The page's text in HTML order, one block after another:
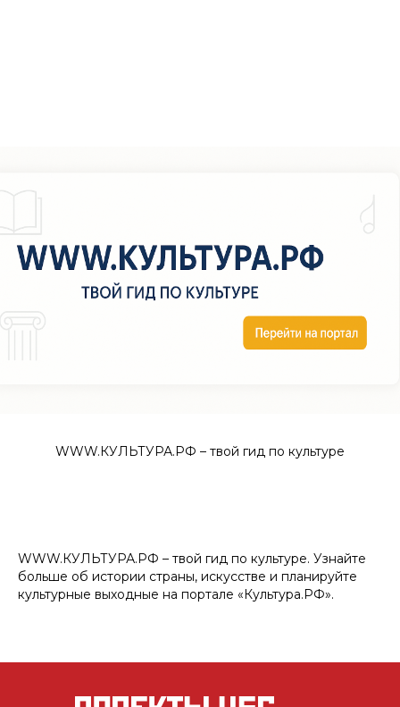
WWW.КУЛЬТУРА.РФ – твой гид по культуре
WWW.КУЛЬТУРА.РФ – твой гид по культуре. Узнайте
больше об истории страны, искусстве и планируйте
культурные выходные на портале «Культура.РФ».